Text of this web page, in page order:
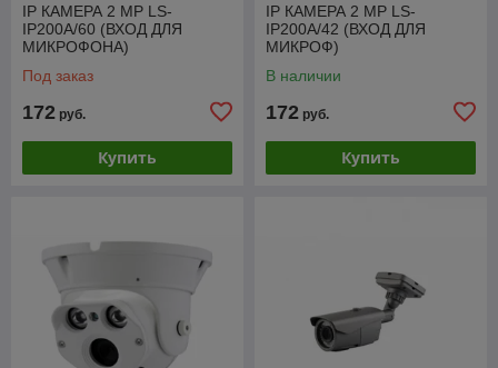
IP КАМЕРА 2 МР LS-
IP200A/60 (ВХОД ДЛЯ
МИКРОФОНА)
Под заказ
172 руб.
Купить
IP КАМЕРА 2 МР LS-
IP200A/42 (ВХОД ДЛЯ
МИКРОФ)
В наличии
172 руб.
Купить